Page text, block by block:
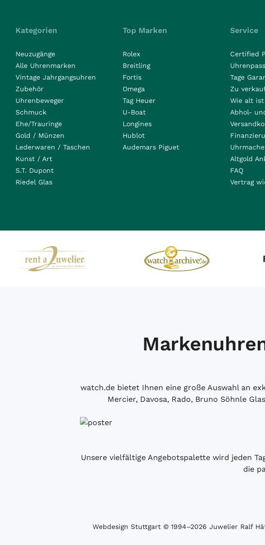
Kategorien
Neuzugänge
Alle Uhrenmarken
Vintage Jahrgangsuhren
Zubehör
Uhrenbeweger
Schmuck
Ehe/Trauringe
Gold / Münzen
Lederwaren / Taschen
Kunst / Art
S.T. Dupont
Riedel Glas
Top Marken
Rolex
Breitling
Fortis
Omega
Tag Heuer
U-Boat
Longines
Hublot
Audemars Piguet
Service
Certified
Tage
Zu
Wie alt ist
Abhol-
Altgold
FAQ
Vertrag
watch.de bietet Ihnen eine große Auswahl an
Mercier, Davosa, Rado, Bruno Söhnle
Unsere vielfältige Angebotspalette wird jeden
die
Webdesign Stuttgart© 1994­–2026 Juwelier Ralf